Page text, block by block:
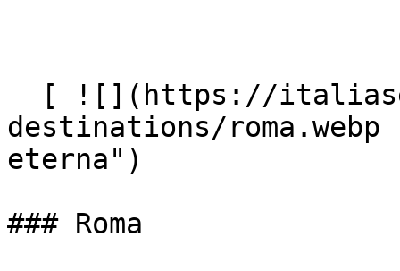
destinations/
eterna")
### Roma